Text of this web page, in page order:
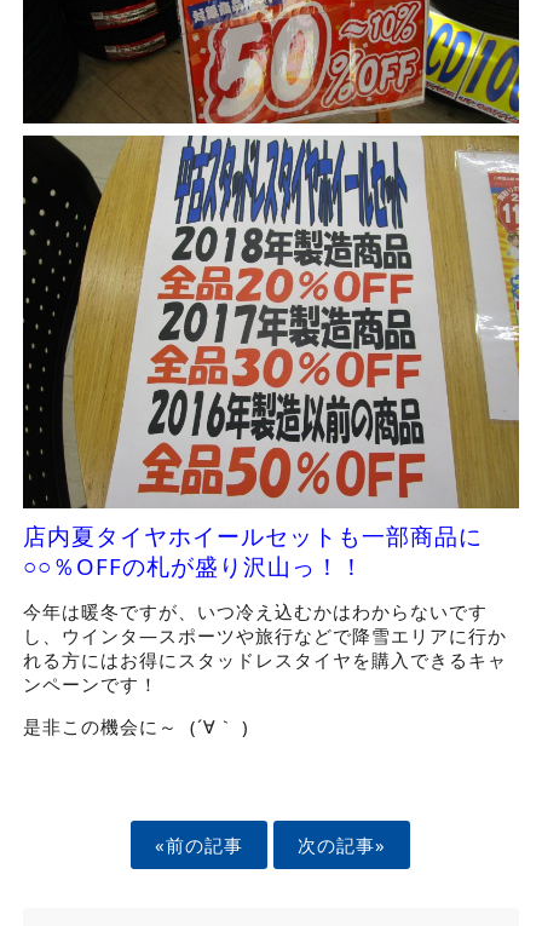
店内夏タイヤホイールセットも一部商品に
○○％OFFの札が盛り沢山っ！！
今年は暖冬ですが、いつ冷え込むかはわからないです
し、ウインタ―スポーツや旅行などで降雪エリアに行か
れる方にはお得にスタッドレスタイヤを購入できるキャ
ンペーンです！
是非この機会に～ (´∀｀ )
«前の記事 次の記事»